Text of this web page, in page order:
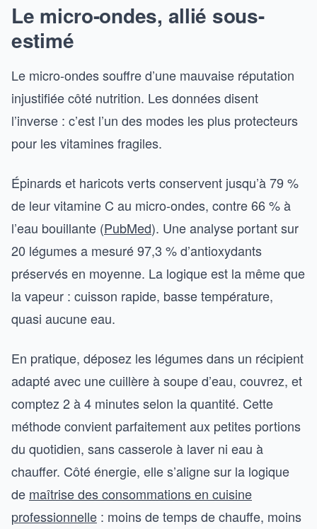
Le micro-ondes, allié sous-
estimé
Le micro-ondes souffre d’une mauvaise réputation
injustifiée côté nutrition. Les données disent
l’inverse : c’est l’un des modes les plus protecteurs
pour les vitamines fragiles.
Épinards et haricots verts conservent jusqu’à 79 %
de leur vitamine C au micro-ondes, contre 66 % à
l’eau bouillante (PubMed). Une analyse portant sur
20 légumes a mesuré 97,3 % d’antioxydants
préservés en moyenne. La logique est la même que
la vapeur : cuisson rapide, basse température,
quasi aucune eau.
En pratique, déposez les légumes dans un récipient
adapté avec une cuillère à soupe d’eau, couvrez, et
comptez 2 à 4 minutes selon la quantité. Cette
méthode convient parfaitement aux petites portions
du quotidien, sans casserole à laver ni eau à
chauffer. Côté énergie, elle s’aligne sur la logique
de maîtrise des consommations en cuisine
professionnelle : moins de temps de chauffe, moins